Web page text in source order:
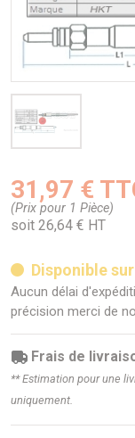
31,97 €
(Prix pour 1 Pièce)
soit 26,64 € HT
Disponible
Aucun délai
précision merci de
Frais de
** Estimation pour une
uniquement.